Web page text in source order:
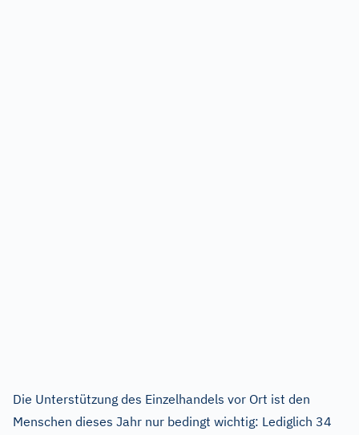
Die Unterstützung des Einzelhandels vor Ort ist den
Menschen dieses Jahr nur bedingt wichtig: Lediglich 34